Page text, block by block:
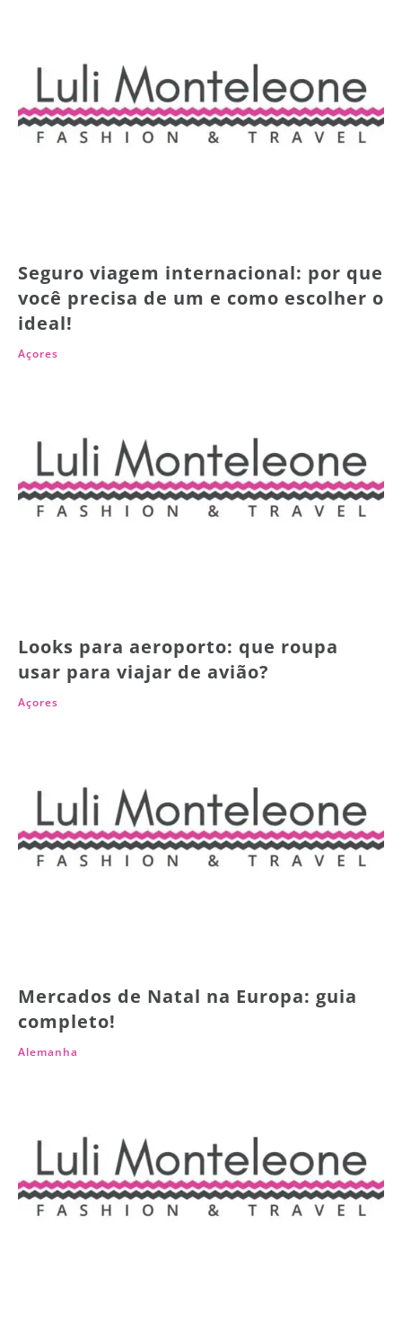
Seguro viagem internacional: por que
você precisa de um e como escolher o
ideal!
Açores
Looks para aeroporto: que roupa
usar para viajar de avião?
Açores
Mercados de Natal na Europa: guia
completo!
Alemanha